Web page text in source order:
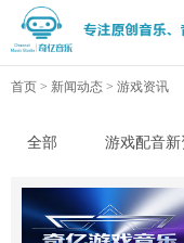
首页 > 新闻动态 > 游戏资讯
全部 游戏配音新